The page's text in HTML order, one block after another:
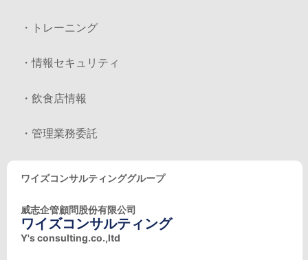
・トレーニング
・情報セキュリティ
・飲食店情報
・管理業務委託
ワイズコンサルティンググループ
威志企管顧問股份有限公司
ワイズコンサルティング
Y's consulting.co.,ltd